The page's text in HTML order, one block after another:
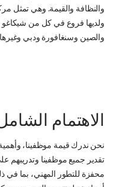
والنظافة والقيمة. وهي تمثل
ولديها فروع في كل من شيكاغو
والصين وسنغافورة ودبي
الاهتمام
نحن ندرك قيمة موظفينا،
تقدير جميع موظفينا
محفزة للتطور المهني، بما في